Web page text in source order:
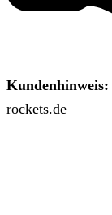
Kundenhinweis:
rockets.de